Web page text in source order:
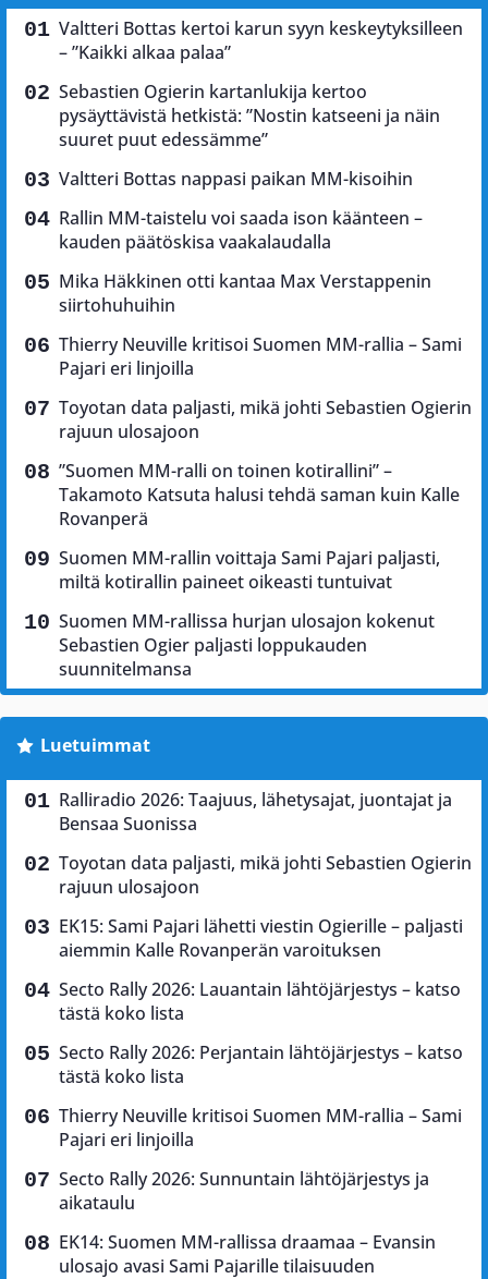
Valtteri Bottas kertoi karun syyn keskeytyksilleen
– ”Kaikki alkaa palaa”
Sebastien Ogierin kartanlukija kertoo
pysäyttävistä hetkistä: ”Nostin katseeni ja näin
suuret puut edessämme”
Valtteri Bottas nappasi paikan MM-kisoihin
Rallin MM-taistelu voi saada ison käänteen –
kauden päätöskisa vaakalaudalla
Mika Häkkinen otti kantaa Max Verstappenin
siirtohuhuihin
Thierry Neuville kritisoi Suomen MM-rallia – Sami
Pajari eri linjoilla
Toyotan data paljasti, mikä johti Sebastien Ogierin
rajuun ulosajoon
”Suomen MM-ralli on toinen kotirallini” –
Takamoto Katsuta halusi tehdä saman kuin Kalle
Rovanperä
Suomen MM-rallin voittaja Sami Pajari paljasti,
miltä kotirallin paineet oikeasti tuntuivat
Suomen MM-rallissa hurjan ulosajon kokenut
Sebastien Ogier paljasti loppukauden
suunnitelmansa
Luetuimmat
Ralliradio 2026: Taajuus, lähetysajat, juontajat ja
Bensaa Suonissa
Toyotan data paljasti, mikä johti Sebastien Ogierin
rajuun ulosajoon
EK15: Sami Pajari lähetti viestin Ogierille – paljasti
aiemmin Kalle Rovanperän varoituksen
Secto Rally 2026: Lauantain lähtöjärjestys – katso
tästä koko lista
Secto Rally 2026: Perjantain lähtöjärjestys – katso
tästä koko lista
Thierry Neuville kritisoi Suomen MM-rallia – Sami
Pajari eri linjoilla
Secto Rally 2026: Sunnuntain lähtöjärjestys ja
aikataulu
EK14: Suomen MM-rallissa draamaa – Evansin
ulosajo avasi Sami Pajarille tilaisuuden